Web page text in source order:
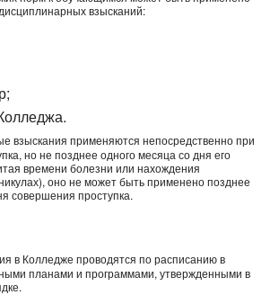
взысканий:
взыскания применяются непосредственно при
но не позднее одного месяца со дня его
времени болезни или нахождения
оно не может быть применено позднее
совершения проступка.
в Колледже проводятся по расписанию в
планами и программами, утвержденными в